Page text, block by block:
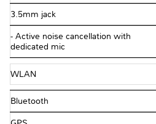
3.5mm jack
- Active noise cancellation with
dedicated mic
WLAN
Bluetooth